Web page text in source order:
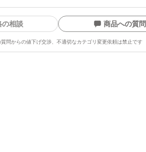
の相談 商品への質問
問からの値下げ交渉、不適切なカテゴリ変更依頼は禁止です